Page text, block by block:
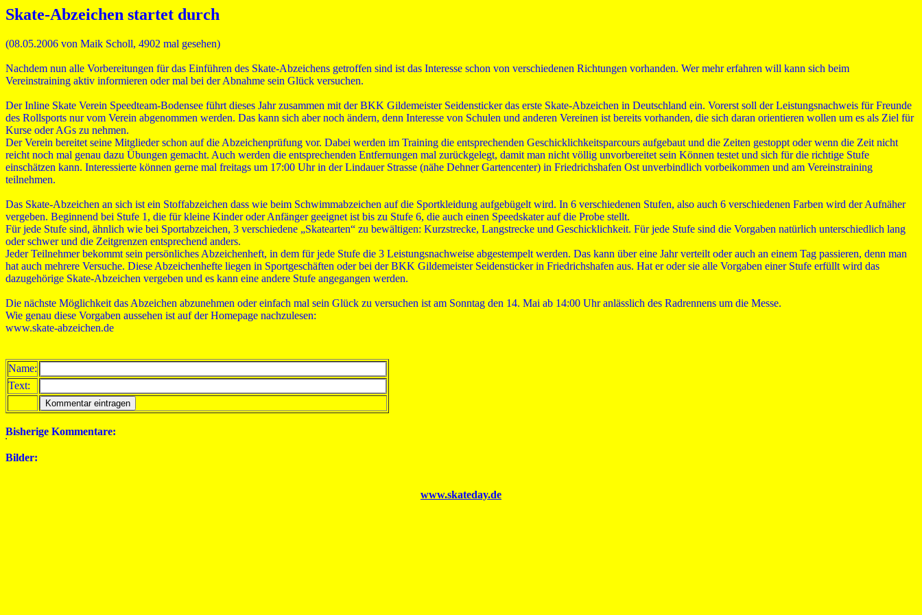
Skate-Abzeichen startet durch
(08.05.2006 von Maik Scholl, 4902 mal gesehen)
Nachdem nun alle Vorbereitungen für das Einführen des Skate-Abzeichens getroffen sind ist das Interesse schon von verschiedenen Richtungen vorhanden. Wer mehr erfahren will kann sich beim
Vereinstraining aktiv informieren oder mal bei der Abnahme sein Glück versuchen.
Der Inline Skate Verein Speedteam-Bodensee führt dieses Jahr zusammen mit der BKK Gildemeister Seidensticker das erste Skate-Abzeichen in Deutschland ein. Vorerst soll der Leistungsnachweis für Freunde
des Rollsports nur vom Verein abgenommen werden. Das kann sich aber noch ändern, denn Interesse von Schulen und anderen Vereinen ist bereits vorhanden, die sich daran orientieren wollen um es als Ziel für
Kurse oder AGs zu nehmen.
Der Verein bereitet seine Mitglieder schon auf die Abzeichenprüfung vor. Dabei werden im Training die entsprechenden Geschicklichkeitsparcours aufgebaut und die Zeiten gestoppt oder wenn die Zeit nicht
reicht noch mal genau dazu Übungen gemacht. Auch werden die entsprechenden Entfernungen mal zurückgelegt, damit man nicht völlig unvorbereitet sein Können testet und sich für die richtige Stufe
einschätzen kann. Interessierte können gerne mal freitags um 17:00 Uhr in der Lindauer Strasse (nähe Dehner Gartencenter) in Friedrichshafen Ost unverbindlich vorbeikommen und am Vereinstraining
teilnehmen.
Das Skate-Abzeichen an sich ist ein Stoffabzeichen dass wie beim Schwimmabzeichen auf die Sportkleidung aufgebügelt wird. In 6 verschiedenen Stufen, also auch 6 verschiedenen Farben wird der Aufnäher
vergeben. Beginnend bei Stufe 1, die für kleine Kinder oder Anfänger geeignet ist bis zu Stufe 6, die auch einen Speedskater auf die Probe stellt.
Für jede Stufe sind, ähnlich wie bei Sportabzeichen, 3 verschiedene „Skatearten“ zu bewältigen: Kurzstrecke, Langstrecke und Geschicklichkeit. Für jede Stufe sind die Vorgaben natürlich unterschiedlich lang
oder schwer und die Zeitgrenzen entsprechend anders.
Jeder Teilnehmer bekommt sein persönliches Abzeichenheft, in dem für jede Stufe die 3 Leistungsnachweise abgestempelt werden. Das kann über eine Jahr verteilt oder auch an einem Tag passieren, denn man
hat auch mehrere Versuche. Diese Abzeichenhefte liegen in Sportgeschäften oder bei der BKK Gildemeister Seidensticker in Friedrichshafen aus. Hat er oder sie alle Vorgaben einer Stufe erfüllt wird das
dazugehörige Skate-Abzeichen vergeben und es kann eine andere Stufe angegangen werden.
Die nächste Möglichkeit das Abzeichen abzunehmen oder einfach mal sein Glück zu versuchen ist am Sonntag den 14. Mai ab 14:00 Uhr anlässlich des Radrennens um die Messe.
Wie genau diese Vorgaben aussehen ist auf der Homepage nachzulesen:
www.skate-abzeichen.de
Name:
Text:
Bisherige Kommentare:
Bilder:
www.skateday.de